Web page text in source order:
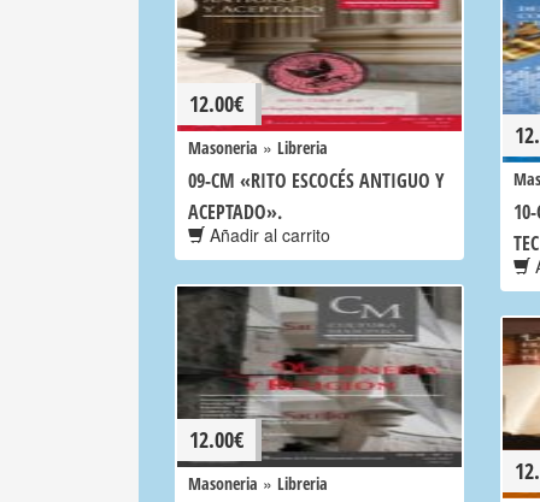
12.00€
Masoneria » Libreria
09-CM «RITO ESCOCÉS ANTIGUO Y
ACEPTADO».
Añadir al carrito
12.00€
Masoneria » Libreria